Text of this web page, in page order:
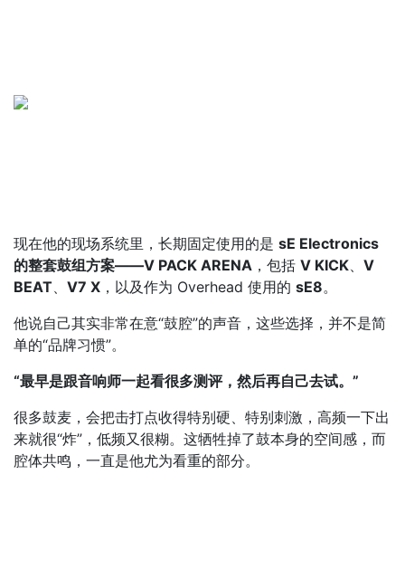
现在他的现场系统里，长期固定使用的是 sE Electronics
的整套鼓组方案——V PACK ARENA ，包括 V KICK
V
BEAT
V7 X ，以及作为 Overhead 使用的 sE8。
他说自己其实非常在意“鼓腔”的声音，这些选择，并不是简
单的“品牌习惯”。
“最早是跟音响师一起看很多测评，然后再自己去试。”
很多鼓麦，会把击打点收得特别硬、特别刺激，高频一下出
来就很“炸”，低频又很糊。这牺牲掉了鼓本身的空间感，而
腔体共鸣，一直是他尤为看重的部分。